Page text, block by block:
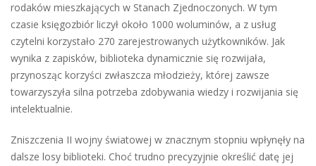
rodaków mieszkających w Stanach Zjednoczonych. W tym
czasie księgozbiór liczył około 1000 woluminów, a z usług
czytelni korzystało 270 zarejestrowanych użytkowników. Jak
wynika z zapisków, biblioteka dynamicznie się rozwijała,
przynosząc korzyści zwłaszcza młodzieży, której zawsze
towarzyszyła silna potrzeba zdobywania wiedzy i rozwijania się
intelektualnie.
Zniszczenia II wojny światowej w znacznym stopniu wpłynęły na
dalsze losy biblioteki. Choć trudno precyzyjnie określić datę jej